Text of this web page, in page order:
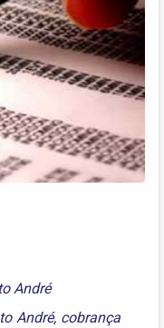
André
André, cobrança